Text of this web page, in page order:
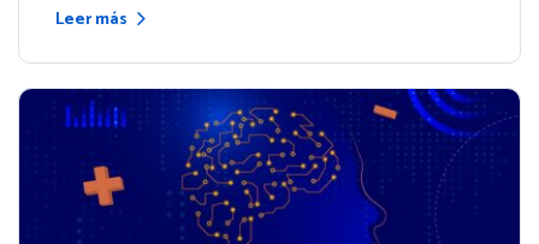
Leer más